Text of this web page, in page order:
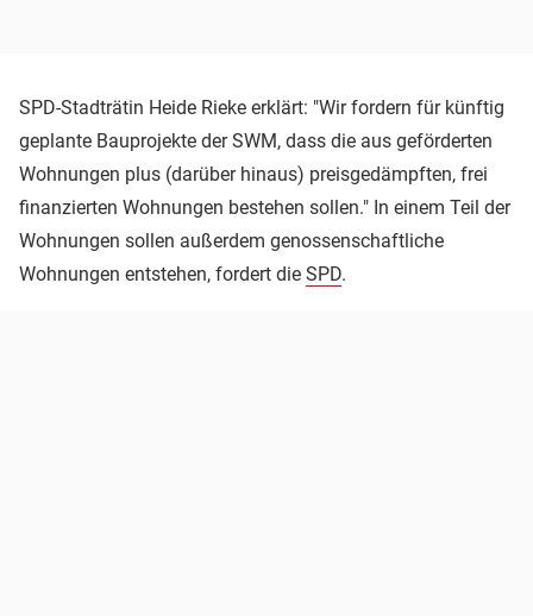
SPD-Stadträtin Heide Rieke erklärt: "Wir fordern für künftig
geplante Bauprojekte der SWM, dass die aus geförderten
Wohnungen plus (darüber hinaus) preisgedämpften, frei
finanzierten Wohnungen bestehen sollen." In einem Teil der
Wohnungen sollen außerdem genossenschaftliche
Wohnungen entstehen, fordert die SPD.